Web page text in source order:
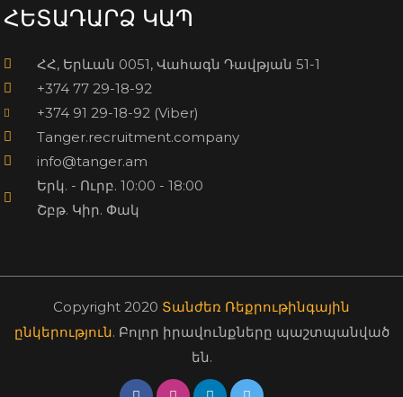
ՀԵՏԱԴԱՐՁ ԿԱՊ
ՀՀ, Երևան 0051, Վահագն Դավթյան 51-1
+374 77 29-18-92
+374 91 29-18-92 (Viber)
Tanger.recruitment.company
info@tanger.am
Երկ. - Ուրբ. 10:00 - 18:00
Շբթ. Կիր. Փակ
Copyright 2020 Տանժեռ Ռեքրութինգային
ընկերություն. Բոլոր իրավունքները պաշտպանված
են.